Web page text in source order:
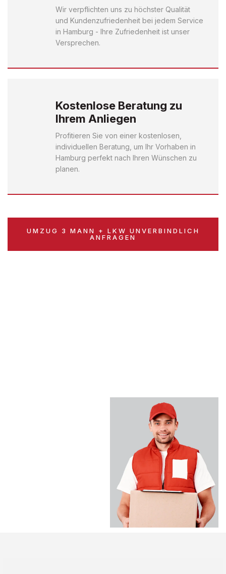
Wir verpflichten uns zu höchster Qualität
und Kundenzufriedenheit bei jedem Service
in Hamburg - Ihre Zufriedenheit ist unser
Versprechen.
Kostenlose Beratung zu
Ihrem Anliegen
Profitieren Sie von einer kostenlosen,
individuellen Beratung, um Ihr Vorhaben in
Hamburg perfekt nach Ihren Wünschen zu
planen.
UMZUG 3 MANN + LKW UNVERBINDLICH
ANFRAGEN